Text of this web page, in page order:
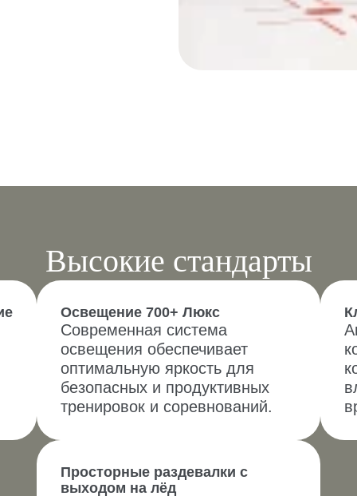
Высокие стандарты
Освещение 700+ Люкс
Современная система
освещения обеспечивает
оптимальную яркость для
безопасных и продуктивных
тренировок и соревнований.
Просторные раздевалки с
выходом на лёд